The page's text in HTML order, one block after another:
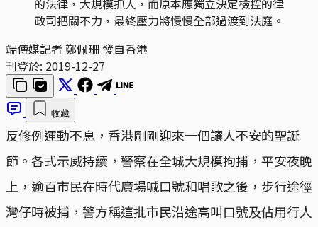
的法律，大規模抓人，而原本應獨立決定檢控的律
政司把關不力，最終壓力將慢慢全部過渡到法庭。
端傳媒記者 鄭佩珊 發自香港
刊登於: 2019-12-27
收藏
反修例運動不息，香港剛剛迎來一個讓人不安的聖誕
節。各式示威持續，警察在全城大規模拘捕，平安夜晚
上，逾百市民在時代廣場喊口號和唱歌之後，步行途徑
灣仔時被捕，警方稱這批市民沿途高叫口號及佔用行人